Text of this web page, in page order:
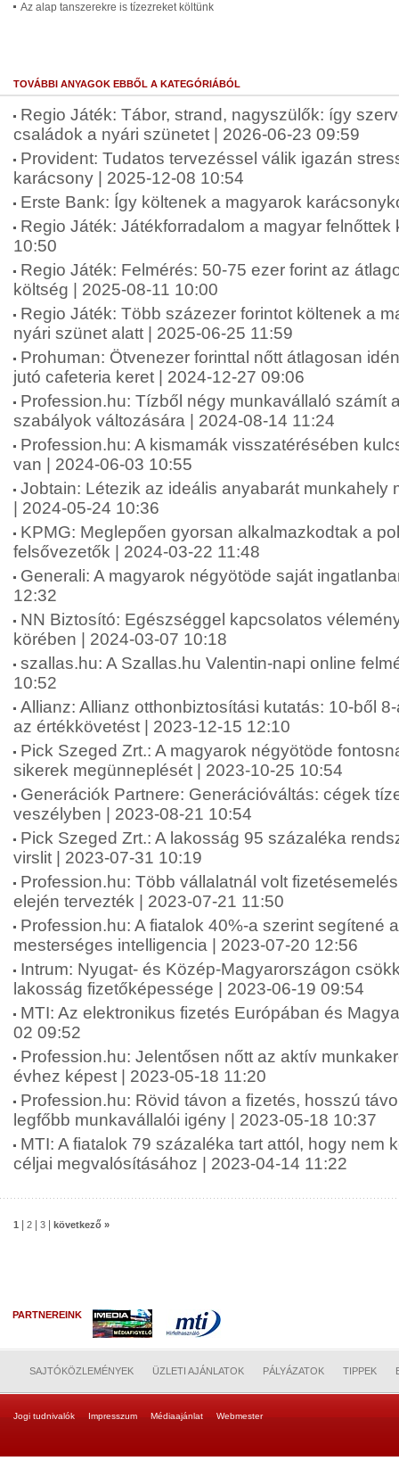
Az alap tanszerekre is tízezreket költünk
TOVÁBBI ANYAGOK EBBŐL A KATEGÓRIÁBÓL
Regio Játék: Tábor, strand, nagyszülők: így
családok a nyári szünetet | 2026-06-23 09:59
Provident: Tudatos tervezéssel válik igazán
karácsony | 2025-12-08 10:54
Erste Bank: Így költenek a magyarok
Regio Játék: Játékforradalom a magyar felnőttek
10:50
Regio Játék: Felmérés: 50-75 ezer forint az
költség | 2025-08-11 10:00
Regio Játék: Több százezer forintot költenek a
nyári szünet alatt | 2025-06-25 11:59
Prohuman: Ötvenezer forinttal nőtt átlagosan
jutó cafeteria keret | 2024-12-27 09:06
Profession.hu: Tízből négy munkavállaló számít
szabályok változására | 2024-08-14 11:24
Profession.hu: A kismamák visszatérésében
van | 2024-06-03 10:55
Jobtain: Létezik az ideális anyabarát munkahely
| 2024-05-24 10:36
KPMG: Meglepően gyorsan alkalmazkodtak a
felsővezetők | 2024-03-22 11:48
Generali: A magyarok négyötöde saját
12:32
NN Biztosító: Egészséggel kapcsolatos
körében | 2024-03-07 10:18
szallas.hu: A Szallas.hu Valentin-napi online
10:52
Allianz: Allianz otthonbiztosítási kutatás: 10-ből
az értékkövetést | 2023-12-15 12:10
Pick Szeged Zrt.: A magyarok négyötöde
sikerek megünneplését | 2023-10-25 10:54
Generációk Partnere: Generációváltás: cégek
veszélyben | 2023-08-21 10:54
Pick Szeged Zrt.: A lakosság 95 százaléka
virslit | 2023-07-31 10:19
Profession.hu: Több vállalatnál volt
elején tervezték | 2023-07-21 11:50
Profession.hu: A fiatalok 40%-a szerint segítené
mesterséges intelligencia | 2023-07-20 12:56
Intrum: Nyugat- és Közép-Magyarországon
lakosság fizetőképessége | 2023-06-19 09:54
MTI: Az elektronikus fizetés Európában és
02 09:52
Profession.hu: Jelentősen nőtt az aktív
évhez képest | 2023-05-18 11:20
Profession.hu: Rövid távon a fizetés, hosszú
legfőbb munkavállalói igény | 2023-05-18 10:37
MTI: A fiatalok 79 százaléka tart attól, hogy nem
céljai megvalósításához | 2023-04-14 11:22
1 2 3 következő »
PARTNEREINK
SAJTÓKÖZLEMÉNYEK ÜZLETI AJÁNLATOK PÁLYÁZATOK TIPPEK
Jogi tudnivalók Impresszum Médiaajánlat Webmester